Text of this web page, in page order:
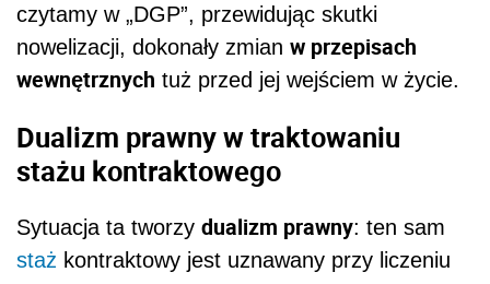
czytamy w „DGP”, przewidując skutki
nowelizacji, dokonały zmian w przepisach
wewnętrznych tuż przed jej wejściem w życie.
Dualizm prawny w traktowaniu
stażu kontraktowego
Sytuacja ta tworzy dualizm prawny: ten sam
staż kontraktowy jest uznawany przy liczeniu